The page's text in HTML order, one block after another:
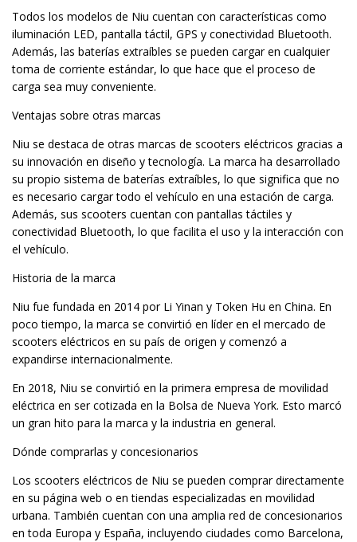
Todos los modelos de Niu cuentan con características como
iluminación LED, pantalla táctil, GPS y conectividad Bluetooth.
Además, las baterías extraíbles se pueden cargar en cualquier
toma de corriente estándar, lo que hace que el proceso de
carga sea muy conveniente.
Ventajas sobre otras marcas
Niu se destaca de otras marcas de scooters eléctricos gracias a
su innovación en diseño y tecnología. La marca ha desarrollado
su propio sistema de baterías extraíbles, lo que significa que no
es necesario cargar todo el vehículo en una estación de carga.
Además, sus scooters cuentan con pantallas táctiles y
conectividad Bluetooth, lo que facilita el uso y la interacción con
el vehículo.
Historia de la marca
Niu fue fundada en 2014 por Li Yinan y Token Hu en China. En
poco tiempo, la marca se convirtió en líder en el mercado de
scooters eléctricos en su país de origen y comenzó a
expandirse internacionalmente.
En 2018, Niu se convirtió en la primera empresa de movilidad
eléctrica en ser cotizada en la Bolsa de Nueva York. Esto marcó
un gran hito para la marca y la industria en general.
Dónde comprarlas y concesionarios
Los scooters eléctricos de Niu se pueden comprar directamente
en su página web o en tiendas especializadas en movilidad
urbana. También cuentan con una amplia red de concesionarios
en toda Europa y España, incluyendo ciudades como Barcelona,